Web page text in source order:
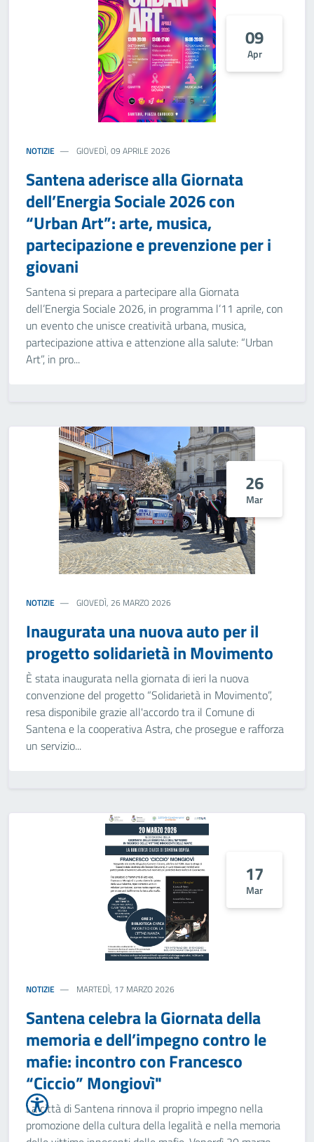
09
Apr
NOTIZIE GIOVEDÌ, 09 APRILE 2026
Santena aderisce alla Giornata
dell’Energia Sociale 2026 con
“Urban Art”: arte, musica,
partecipazione e prevenzione per i
giovani
Santena si prepara a partecipare alla Giornata
dell’Energia Sociale 2026, in programma l’11 aprile, con
un evento che unisce creatività urbana, musica,
partecipazione attiva e attenzione alla salute: “Urban
Art”, in pro...
26
Mar
NOTIZIE GIOVEDÌ, 26 MARZO 2026
Inaugurata una nuova auto per il
progetto solidarietà in Movimento
È stata inaugurata nella giornata di ieri la nuova
convenzione del progetto “Solidarietà in Movimento”,
resa disponibile grazie all'accordo tra il Comune di
Santena e la cooperativa Astra, che prosegue e rafforza
un servizio...
17
Mar
NOTIZIE MARTEDÌ, 17 MARZO 2026
Santena celebra la Giornata della
memoria e dell’impegno contro le
mafie: incontro con Francesco
“Ciccio” Mongiovì"
La città di Santena rinnova il proprio impegno nella
promozione della cultura della legalità e nella memoria